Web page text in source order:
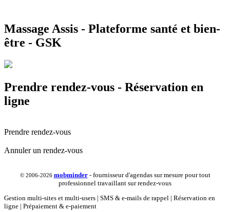
Massage Assis - Plateforme santé et bien-
être - GSK
Prendre rendez-vous - Réservation en
ligne
Prendre rendez-vous
Annuler un rendez-vous
© 2006-2026 mobminder- fournisseur d'agendas sur mesure pour tout
professionnel travaillant sur rendez-vous
Gestion multi-sites et multi-users | SMS & e-mails de rappel | Réservation en
ligne | Prépaiement & e-paiement